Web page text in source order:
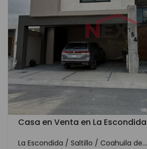
Casa en Venta en La Escondida
La Escondida / Saltillo / Coahuila de...